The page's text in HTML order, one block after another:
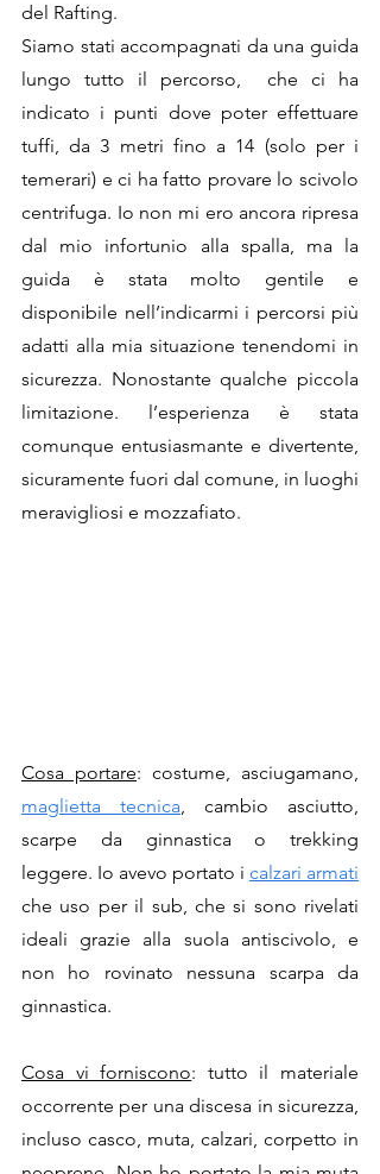
del Rafting.
Siamo stati accompagnati da una guida
lungo tutto il percorso,  che ci ha
indicato i punti dove poter effettuare
tuffi, da 3 metri fino a 14 (solo per i
temerari) e ci ha fatto provare lo scivolo
centrifuga. Io non mi ero ancora ripresa
dal mio infortunio alla spalla, ma la
guida è stata molto gentile e
disponibile nell’indicarmi i percorsi più
adatti alla mia situazione tenendomi in
sicurezza. Nonostante qualche piccola
limitazione. l’esperienza è stata
comunque entusiasmante e divertente,
sicuramente fuori dal comune, in luoghi
meravigliosi e mozzafiato.
Cosa portare
maglietta tecnica, cambio asciutto,
scarpe da ginnastica o trekking
leggere. Io avevo portato i calzari armati
che uso per il sub, che si sono rivelati
ideali grazie alla suola antiscivolo, e
non ho rovinato nessuna scarpa da
ginnastica.
Cosa vi forniscono: tutto il materiale
occorrente per una discesa in sicurezza,
incluso casco, muta, calzari, corpetto in